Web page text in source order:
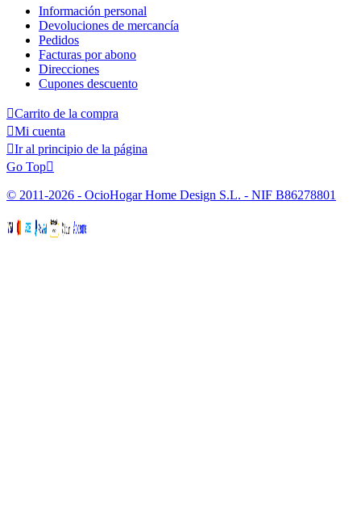
Información personal
Devoluciones de mercancía
Pedidos
Facturas por abono
Direcciones
Cupones descuento
Carrito de la compra
Mi cuenta
Ir al principio de la página
Go Top
© 2011-2026 - OcioHogar Home Design S.L. - NIF B86278801